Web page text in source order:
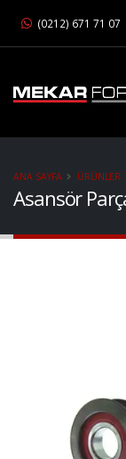
(0212) 671 71 07
Asansör
ANA SAYFA ÜRÜNLER